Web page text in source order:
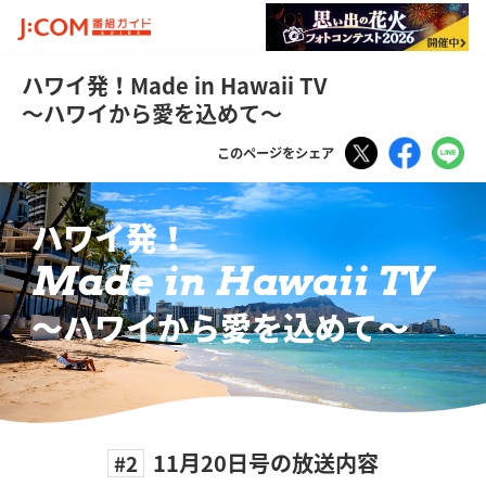
ハワイ発！Made in Hawaii TV
～ハワイから愛を込めて～
このページをシェア Tweet
ハワイ発！
Made in Hawaii TV
〜ハワイから愛を込めて〜
#2 11月20日号の放送内容